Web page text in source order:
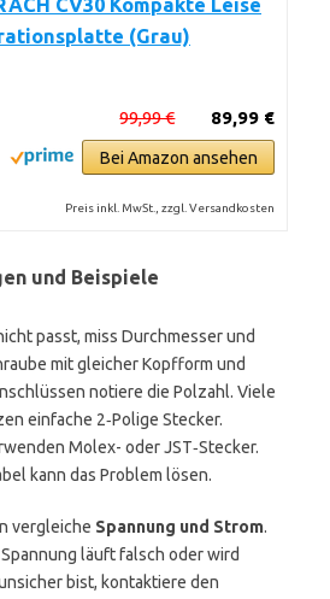
CV30 Kompakte Leise
(Grau)
89,99 €
99,99 €
Bei Amazon ansehen
Preis inkl. MwSt., zzgl. Versandkosten
und Beispiele
passt, miss Durchmesser und
mit gleicher Kopfform und
notiere die Polzahl. Viele
einfache 2‑Polige Stecker.
Molex- oder JST‑Stecker.
kann das Problem lösen.
vergleiche Spannung und Strom.
läuft falsch oder wird
bist, kontaktiere den